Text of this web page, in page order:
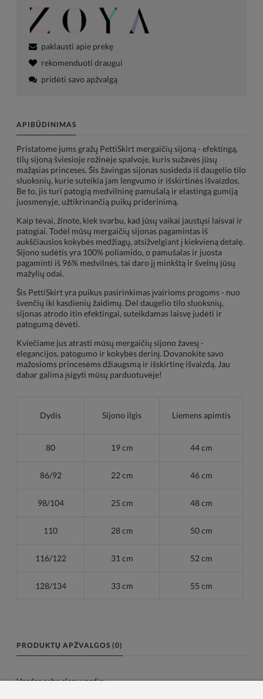
paklausti apie prekę
rekomenduoti draugui
pridėti savo apžvalgą
APIBŪDINIMAS
Pristatome jums gražų PettiSkirt mergaičių sijoną - efektingą,
tilų sijoną šviesioje rožinėje spalvoje, kuris sužavės jūsų
mažąsias princeses. Šis žavingas sijonas susideda iš daugelio tilo
sluoksnių, kurie suteikia jam lengvumo ir išskirtinės išvaizdos.
Be to, jis turi patogią medvilninę pamušalą ir elastingą gumiją
juosmenyje, užtikrinančią puikų priderinimą.
Kaip tėvai, žinote, kiek svarbu, kad jūsų vaikai jaustųsi laisvai ir
patogiai. Todėl mūsų mergaičių sijonas pagamintas iš
aukščiausios kokybės medžiagų, atsižvelgiant į kiekvieną detalę.
Sijono sudėtis yra 100% poliamido, o pamušalas ir juosta
pagaminti iš 96% medvilnės, tai daro jį minkštą ir švelnų jūsų
mažylių odai.
Šis PettiSkirt yra puikus pasirinkimas įvairioms progoms - nuo
švenčių iki kasdienių žaidimų. Dėl daugelio tilo sluoksnių,
sijonas atrodo itin efektingai, suteikdamas laisvę judėti ir
patogumą dėvėti.
Kviečiame jus atrasti mūsų mergaičių sijono žavesį -
elegancijos, patogumo ir kokybės derinį. Dovanokite savo
mažosioms princesėms džiaugsmą ir išskirtinę išvaizdą. Jau
dabar galima įsigyti mūsų parduotuvėje!
Dydis Sijono ilgis Liemens apimtis
80 19 cm 44 cm
86/92 22 cm 46 cm
98/104 25 cm 48 cm
110 28 cm 50 cm
116/122 31 cm 52 cm
128/134 33 cm 55 cm
PRODUKTŲ APŽVALGOS (0)
Vardas arba slapyvardis: